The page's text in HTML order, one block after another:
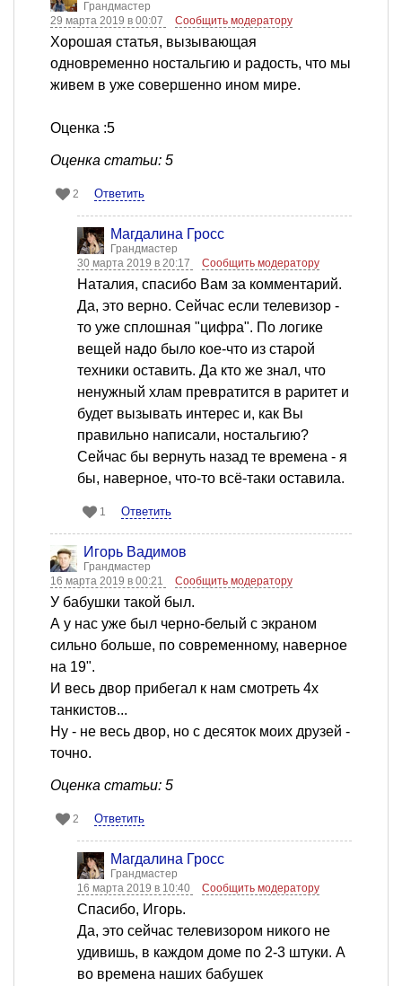
Грандмастер
29 марта 2019 в 00:07
Сообщить модератору
Хорошая статья, вызывающая
одновременно ностальгию и радость, что мы
живем в уже совершенно ином мире.
Оценка :5
Оценка статьи: 5
2 Ответить
Магдалина Гросс
Грандмастер
30 марта 2019 в 20:17
Сообщить модератору
Наталия, спасибо Вам за комментарий.
Да, это верно. Сейчас если телевизор -
то уже сплошная "цифра". По логике
вещей надо было кое-что из старой
техники оставить. Да кто же знал, что
ненужный хлам превратится в раритет и
будет вызывать интерес и, как Вы
правильно написали, ностальгию?
Сейчас бы вернуть назад те времена - я
бы, наверное, что-то всё-таки оставила.
1 Ответить
Игорь Вадимов
Грандмастер
16 марта 2019 в 00:21
Сообщить модератору
У бабушки такой был.
А у нас уже был черно-белый с экраном
сильно больше, по современному, наверное
на 19".
И весь двор прибегал к нам смотреть 4х
танкистов...
Ну - не весь двор, но с десяток моих друзей -
точно.
Оценка статьи: 5
2 Ответить
Магдалина Гросс
Грандмастер
16 марта 2019 в 10:40
Сообщить модератору
Спасибо, Игорь.
Да, это сейчас телевизором никого не
удивишь, в каждом доме по 2-3 штуки. А
во времена наших бабушек